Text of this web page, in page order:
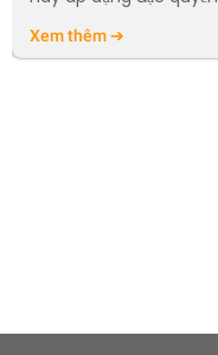
Xem thêm ➔